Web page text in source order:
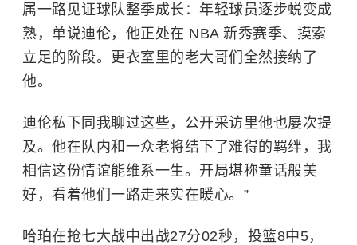
属一路见证球队整季成长：年轻球员逐步蜕变成
熟，单说迪伦，他正处在 NBA新秀赛季、摸索
立足的阶段。更衣室里的老大哥们全然接纳了
他。
迪伦私下同我聊过这些，公开采访里他也屡次提
及。他在队内和一众老将结下了难得的羁绊，我
相信这份情谊能维系一生。开局堪称童话般美
好，看着他们一路走来实在暖心。”
哈珀在抢七大战中出战27分02秒，投篮8中5，